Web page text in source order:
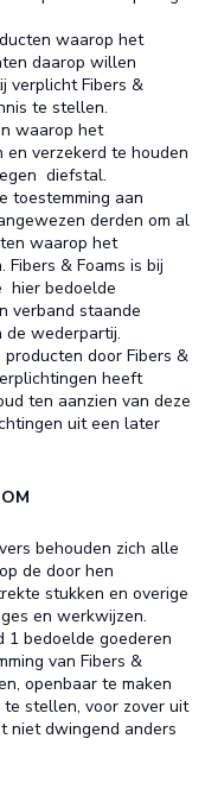
waarop het
daarop willen
verplicht Fibers &
te stellen.
waarop het
en verzekerd te houden
diefstal.
toestemming aan
derden om al
waarop het
& Foams is bij
hier bedoelde
verband staande
de wederpartij.
door Fibers &
heeft
ten aanzien van deze
uit een later
behouden zich alle
de door hen
stukken en overige
en werkwijzen.
1 bedoelde goederen
van Fibers &
openbaar te maken
stellen, voor zover uit
niet dwingend anders